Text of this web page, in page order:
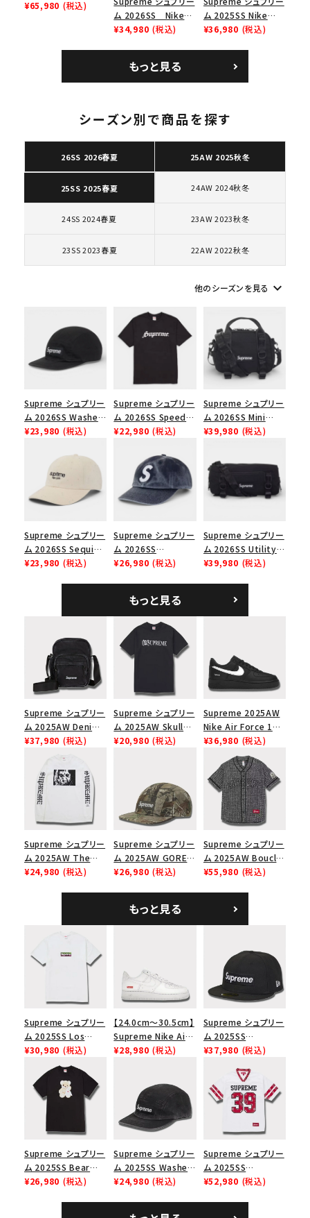
キーワードから探す
search
人気ワード 2026SS
Tシャツ・ロングスリーブ
カテゴリーから探す
並び順
円 ～
在庫のない商品を表示する
絞り込んで検索する
Dunk Low ナイキSB
¥65,980 (税込)
ム 2026SS Nike
SB Air Max 2 CB 94
ロー SP ホワイト
¥34,980 (税込)
ム 2025SS Nike
Leather Shoulder
¥36,980 (税込)
もっと見る
シーズン別で商品を探す
26SS 2026春夏 25AW 2025秋冬
25SS 2025春夏 24AW 2024秋冬
24SS 2024春夏 23AW 2023秋冬
23SS 2023春夏 22AW 2022秋冬
他のシーズンを見る keyboard_arrow_down
Supreme シュプリー
ム 2026SS Washed
Chino Twill Camp
ノツイル キャンプキャ
ップ ブラック
¥23,980 (税込)
Supreme シュプリー
ム 2026SS Speed
Tee スピードTシャツ
¥22,980 (税込)
Supreme シュプリー
ム 2026SS Mini
Duffle Bag ミニダッ
¥39,980 (税込)
Supreme シュプリー
ム 2026SS Sequin
Denim Classic
ャップ ナチュラル
¥23,980 (税込)
Supreme シュプリー
ム 2026SS
Pigment Coated S
ゴ 6パネル ネイビー
¥26,980 (税込)
Supreme シュプリー
ム 2026SS Utility
Bag ユーティリティ
¥39,980 (税込)
もっと見る
Supreme シュプリー
ム 2025AW Denim
Shoulder Bag デニ
ブラック
¥37,980 (税込)
Supreme シュプリー
ム 2025AW Skull
Tee スカル Tシャツ
¥20,980 (税込)
Supreme 2025AW
Nike Air Force 1
Low シュプリーム ナ
イキエアフォース１ス
ニーカー シューズ ブ
ラック
¥36,980 (税込)
Supreme シュプリー
ム 2025AW The
Exorcist Mother
¥24,980 (税込)
Supreme シュプリー
ム 2025AW GORE-
TEX Zip Pocket
キャンプ キャップ リ
アルツリーAPカモ
¥26,980 (税込)
Supreme シュプリー
ム 2025AW Boucle
Baseball Jersey ブ
¥55,980 (税込)
もっと見る
Supreme シュプリー
ム 2025SS Los
Angeles Fire Relief
Box Logo Tee ファ
イヤーリリーフボック
スロゴTシャツ ホワ
イト 白
¥30,980 (税込)
【24.0cm～30.5cm】
Supreme Nike Air
Force 1 Low シュプ
ューズ ホワイト
¥28,980 (税込)
Supreme シュプリー
ム 2025SS
Championship Box
チャンピオンシップボ
ックスロゴニューエラ
キャップ ブラック 黒
¥37,980 (税込)
Supreme シュプリー
ム 2025SS Bear
Tee ベア Tシャツ ブ
¥26,980 (税込)
Supreme シュプリー
ム 2025SS Washed
Chino Twill Camp
¥24,980 (税込)
Supreme シュプリー
ム 2025SS
Bandana Football
¥52,980 (税込)